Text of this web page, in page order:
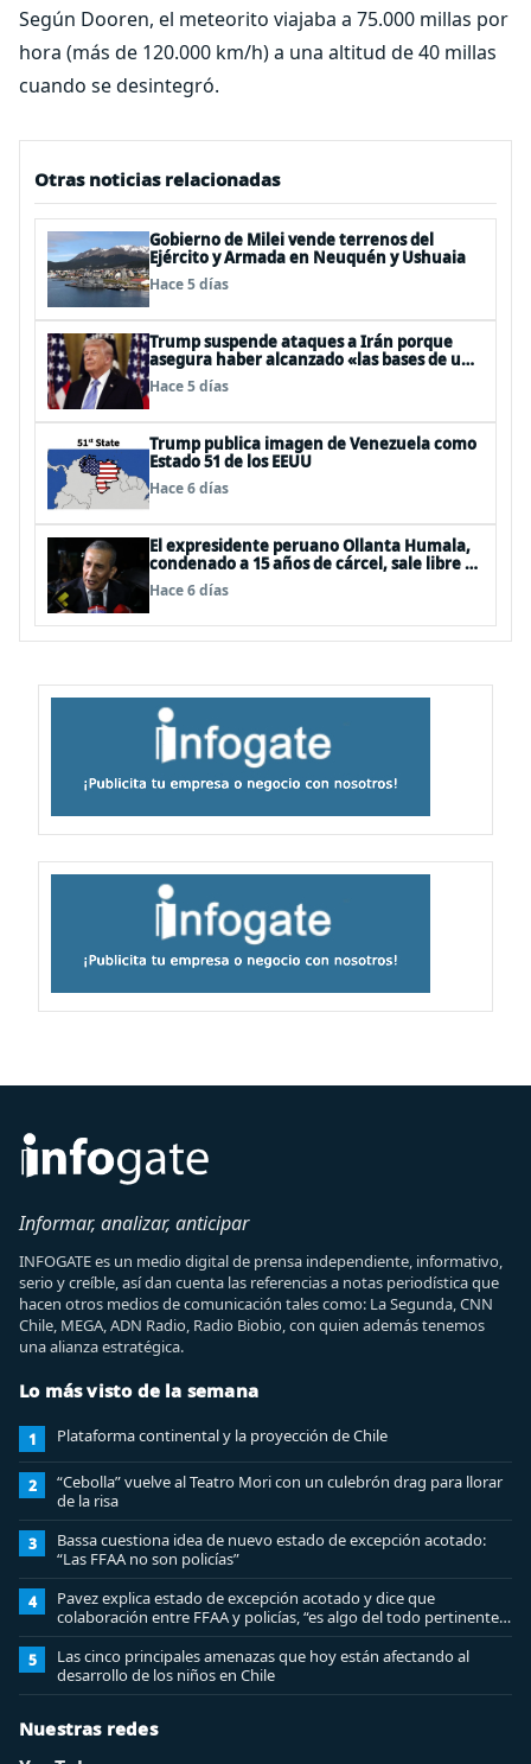
Según Dooren, el meteorito viajaba a 75.000 millas por
hora (más de 120.000 km/h) a una altitud de 40 millas
cuando se desintegró.
Otras noticias relacionadas
Gobierno de Milei vende terrenos del
Ejército y Armada en Neuquén y Ushuaia
Hace 5 días
Trump suspende ataques a Irán porque
asegura haber alcanzado «las bases de un
acuerdo»
Hace 5 días
Trump publica imagen de Venezuela como
Estado 51 de los EEUU
Hace 6 días
El expresidente peruano Ollanta Humala,
condenado a 15 años de cárcel, sale libre al
anularse su caso
Hace 6 días
Informar, analizar, anticipar
INFOGATE es un medio digital de prensa independiente, informativo,
serio y creíble, así dan cuenta las referencias a notas periodística que
hacen otros medios de comunicación tales como: La Segunda, CNN
Chile, MEGA, ADN Radio, Radio Biobio, con quien además tenemos
una alianza estratégica.
Lo más visto de la semana
1 Plataforma continental y la proyección de Chile
2
“Cebolla” vuelve al Teatro Mori con un culebrón drag para llorar
de la risa
3
Bassa cuestiona idea de nuevo estado de excepción acotado:
“Las FFAA no son policías”
4
Pavez explica estado de excepción acotado y dice que
colaboración entre FFAA y policías, “es algo del todo pertinente
analizar”
5
Las cinco principales amenazas que hoy están afectando al
desarrollo de los niños en Chile
Nuestras redes